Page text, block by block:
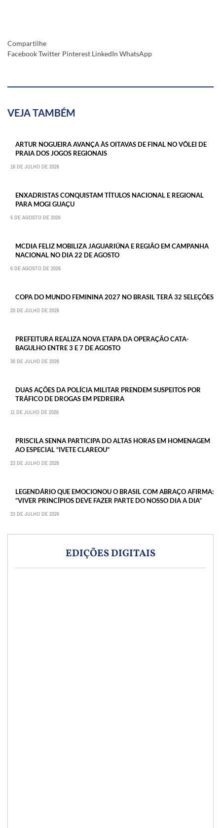
Compartilhe
FacebookTwitter Pinterest LinkedIn WhatsApp
VEJA TAMBÉM
ARTUR NOGUEIRA AVANÇA ÀS OITAVAS DE FINAL NO VÔLEI DE
PRAIA DOS JOGOS REGIONAIS
16 DE JULHO DE 2026
ENXADRISTAS CONQUISTAM TÍTULOS NACIONAL E REGIONAL
PARA MOGI GUAÇU
5 DE AGOSTO DE 2026
MCDIA FELIZ MOBILIZA JAGUARIÚNA E REGIÃO EM CAMPANHA
NACIONAL NO DIA 22 DE AGOSTO
6 DE AGOSTO DE 2026
COPA DO MUNDO FEMININA 2027 NO BRASIL TERÁ 32 SELEÇÕES
20 DE JULHO DE 2026
PREFEITURA REALIZA NOVA ETAPA DA OPERAÇÃO CATA-
BAGULHO ENTRE 3 E 7 DE AGOSTO
30 DE JULHO DE 2026
DUAS AÇÕES DA POLÍCIA MILITAR PRENDEM SUSPEITOS POR
TRÁFICO DE DROGAS EM PEDREIRA
11 DE JULHO DE 2026
PRISCILA SENNA PARTICIPA DO ALTAS HORAS EM HOMENAGEM
AO ESPECIAL “IVETE CLAREOU”
23 DE JULHO DE 2026
LEGENDÁRIO QUE EMOCIONOU O BRASIL COM ABRAÇO AFIRMA:
“VIVER PRINCÍPIOS DEVE FAZER PARTE DO NOSSO DIA A DIA”
23 DE JULHO DE 2026
EDIÇÕES DIGITAIS